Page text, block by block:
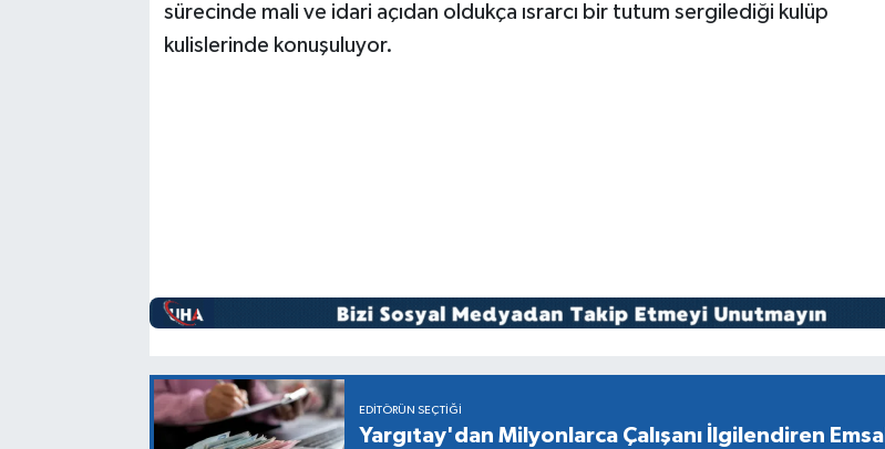
sürecinde mali ve idari açıdan oldukça ısrarcı bir tutum sergilediği kulüp
kulislerinde konuşuluyor.
EDITÖRÜN SEÇTIĞI
Yargıtay'dan Milyonlarca Çalışanı İlgilendiren Emsal